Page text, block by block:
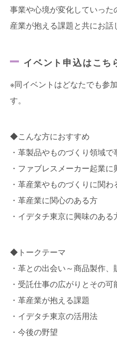
事業や心境が変化していっ
産業が抱える課題と共にお話
イベント申込はこち
※同イベントはどなたでも参
す。
◆こんな方におすすめ
・革製品やものづくり領域
・ファブレスメーカー起業
・革産業やものづくりに関
・革産業に関心のある方
・イデタチ東京に興味のある
◆トークテーマ
・革との出会い～商品製作
・受託仕事の広がりとその可
・革産業が抱える課題
・イデタチ東京の活用法
・今後の野望